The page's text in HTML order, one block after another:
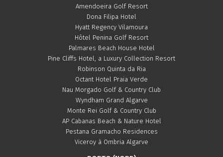
Amendoeira Golf Resort
Dona Filipa Hotel
Hyatt Regency Vilamoura
Hôtel Penina Golf Resort
Palmares Beach House Hotel
Pine Cliffs Hotel, a Luxury Collection Resort
Robinson Quinta da Ria
Octant Hotel Praia Verde
Nau Morgado Golf & Country Club
Wyndham Grand Algarve
Monte Rei Golf & Country Club
AP Cabanas Beach & Nature Hotel
Pestana Gramacho Residences
Viceroy à Ombria Algarve